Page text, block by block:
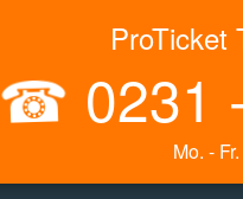
ProTicket
☎ 0231
Mo. -